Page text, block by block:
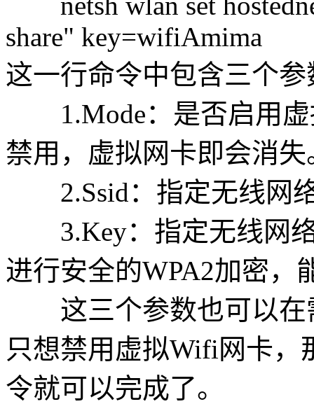
share" key=wifiAmima
这一行命令中包含三个参
1.Mode：是否启用虚
禁用，虚拟网卡即会消失
2.Ssid：指定无线网
3.Key：指定无线网络
进行安全的WPA2加密，
这三个参数也可以在
只想禁用虚拟Wifi网卡，
令就可以完成了。